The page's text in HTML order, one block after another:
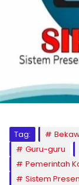
Tag:
Guru-guru
Pemerintah
Sistem